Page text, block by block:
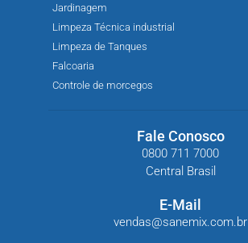
Jardinagem
Limpeza Técnica industrial
Limpeza de Tanques
Falcoaria
Controle de morcegos
Fale Conosco
0800 711 7000
Central Brasil
E-Mail
vendas@sanemix.com.br